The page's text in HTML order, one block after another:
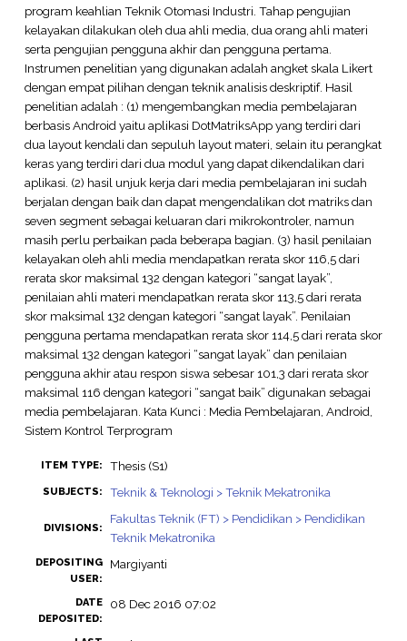
program keahlian Teknik Otomasi Industri. Tahap pengujian
kelayakan dilakukan oleh dua ahli media, dua orang ahli materi
serta pengujian pengguna akhir dan pengguna pertama.
Instrumen penelitian yang digunakan adalah angket skala Likert
dengan empat pilihan dengan teknik analisis deskriptif. Hasil
penelitian adalah : (1) mengembangkan media pembelajaran
berbasis Android yaitu aplikasi DotMatriksApp yang terdiri dari
dua layout kendali dan sepuluh layout materi, selain itu perangkat
keras yang terdiri dari dua modul yang dapat dikendalikan dari
aplikasi. (2) hasil unjuk kerja dari media pembelajaran ini sudah
berjalan dengan baik dan dapat mengendalikan dot matriks dan
seven segment sebagai keluaran dari mikrokontroler, namun
masih perlu perbaikan pada beberapa bagian. (3) hasil penilaian
kelayakan oleh ahli media mendapatkan rerata skor 116,5 dari
rerata skor maksimal 132 dengan kategori “sangat layak”,
penilaian ahli materi mendapatkan rerata skor 113,5 dari rerata
skor maksimal 132 dengan kategori “sangat layak”. Penilaian
pengguna pertama mendapatkan rerata skor 114,5 dari rerata skor
maksimal 132 dengan kategori “sangat layak” dan penilaian
pengguna akhir atau respon siswa sebesar 101,3 dari rerata skor
maksimal 116 dengan kategori “sangat baik” digunakan sebagai
media pembelajaran. Kata Kunci : Media Pembelajaran, Android,
Sistem Kontrol Terprogram
ITEM TYPE: Thesis (S1)
SUBJECTS: Teknik & Teknologi > Teknik Mekatronika
DIVISIONS:
Fakultas Teknik (FT) > Pendidikan > Pendidikan
Teknik Mekatronika
DEPOSITING
USER:
Margiyanti
DATE
DEPOSITED:
08 Dec 2016 07:02